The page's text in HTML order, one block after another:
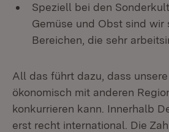
Speziell bei den
Gemüse und Obst sind wir
Bereichen, die sehr
All das führt dazu, dass
ökonomisch mit anderen
konkurrieren kann. Innerhalb
erst recht international. Die